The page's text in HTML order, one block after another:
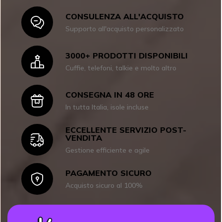
IconCONSULENZA ALL'ACQUISTO
Supporto all'acquisto personalizzato
Icon3000+ PRODOTTI DISPONIBILI
Cuffie, telefoni, talkie e molto altro
IconCONSEGNA IN 48 ORE
In tutta Italia, isole incluse
Icon
ECCELLENTE SERVIZIO POST-
VENDITA
Gestione efficiente e agile
IconPAGAMENTO SICURO
Acquisto sicuro al 100%